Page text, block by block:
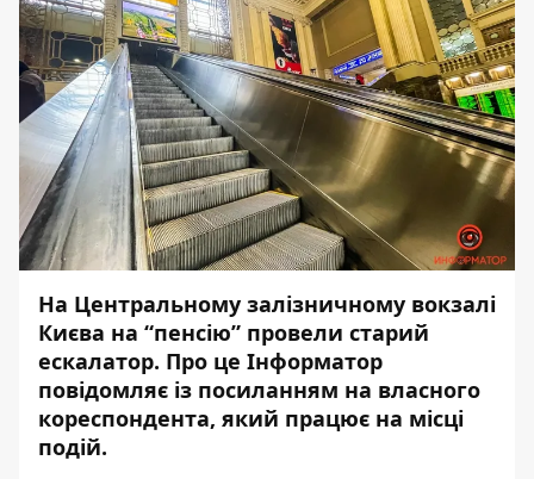
На Центральному залізничному вокзалі
Києва на “пенсію” провели старий
ескалатор. Про це Інформатор
повідомляє із посиланням на власного
кореспондента, який працює на місці
подій.